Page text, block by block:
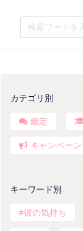
カテゴリ別
鑑定
キャンペーン
キーワード別
彼の気持ち